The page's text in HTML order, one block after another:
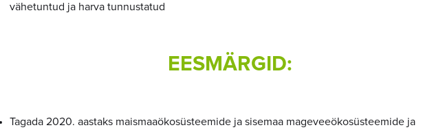
vähetuntud ja harva tunnustatud
EESMÄRGID:
Tagada 2020. aastaks maismaaökosüsteemide ja sisemaa mageveeökosüsteemide ja